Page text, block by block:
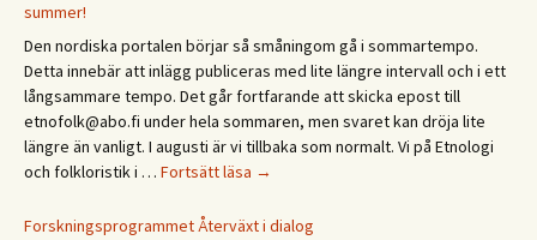
/
summer!
Den nordiska portalen börjar så småningom gå i sommartempo.
Detta innebär att inlägg publiceras med lite längre intervall och i ett
långsammare tempo. Det går fortfarande att skicka epost till
etnofolk@abo.fi under hela sommaren, men svaret kan dröja lite
längre än vanligt. I augusti är vi tillbaka som normalt. Vi på Etnologi
och folkloristik i … Fortsätt läsa Glad
God
→
Forskningsprogrammet Återväxt i dialog